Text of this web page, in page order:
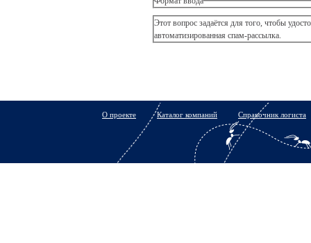
Этот вопрос задаётся для того, чтобы
автоматизированная спам-рассылка.
О проекте Каталог компаний Справочник логиста